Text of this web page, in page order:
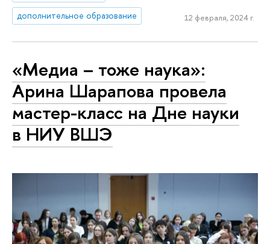
дополнительное образование
12 февраля, 2024 г.
«Медиа – тоже наука»:
Арина Шарапова провела
мастер-класс на Дне науки
в НИУ ВШЭ